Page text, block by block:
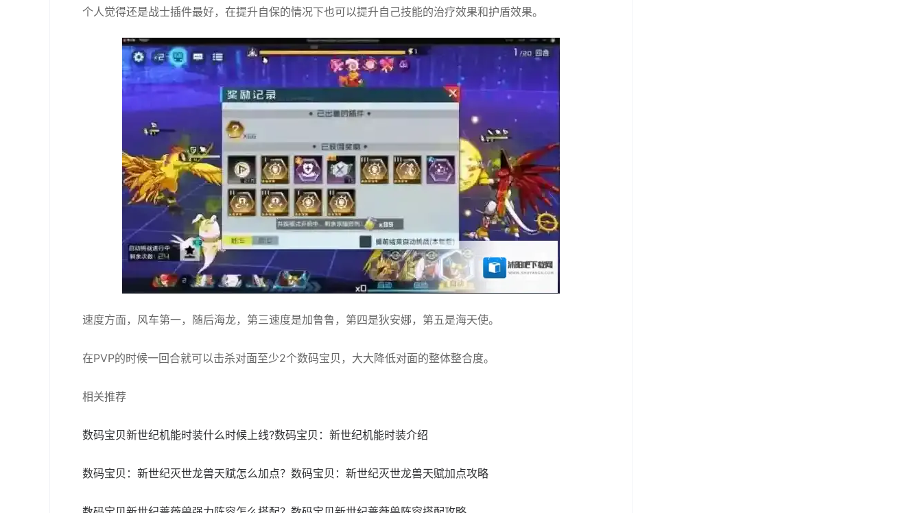
个人觉得还是战士插件最好，在提升自保的情况下也可以提升自己技能的治疗效果和护盾效果。
速度方面，风车第一，随后海龙，第三速度是加鲁鲁，第四是狄安娜，第五是海天使。
在PVP的时候一回合就可以击杀对面至少2个数码宝贝，大大降低对面的整体整合度。
相关推荐
数码宝贝新世纪机能时装什么时候上线?数码宝贝：新世纪机能时装介绍
数码宝贝：新世纪灭世龙兽天赋怎么加点？数码宝贝：新世纪灭世龙兽天赋加点攻略